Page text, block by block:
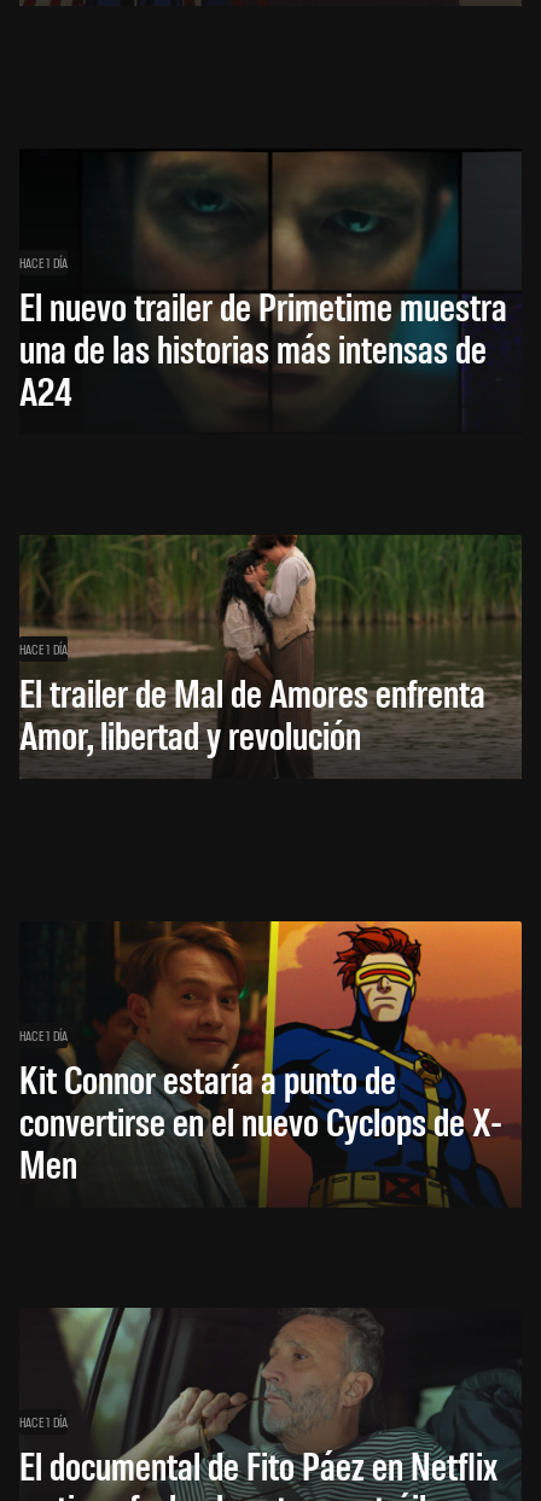
HACE 1 DÍA
El nuevo trailer de Primetime muestra
una de las historias más intensas de
A24
HACE 1 DÍA
El trailer de Mal de Amores enfrenta
Amor, libertad y revolución
HACE 1 DÍA
Kit Connor estaría a punto de
convertirse en el nuevo Cyclops de X-
Men
HACE 1 DÍA
El documental de Fito Páez en Netflix